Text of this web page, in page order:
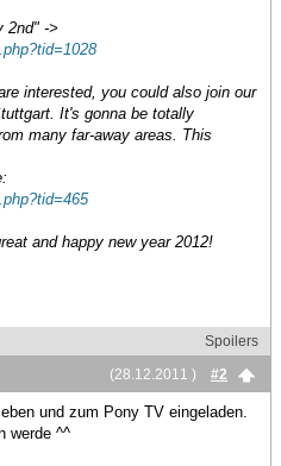
2nd" ->
interested, you could also join our
It's gonna be totally
many far-away areas. This
and happy new year 2012!
Spoilers
(28.12.2011 )
#2
und zum Pony TV eingeladen.
werde ^^